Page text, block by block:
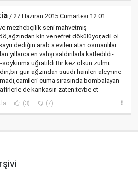
/ 27 Haziran 2015 Cumartesi 12:01
ve mezhebçilik seni mahvetmiş
kin ve nefret dökülüyor,adil ol
dediğin arab alevileri atan osmanlılar
yıllarca en vahşi saldırılarla katledildi-
uğratıldı.Bir kez olsun zulmü
gün ağzından suudi hainleri aleyhine
cuma sırasında bombalayan
de kankasın zaten.tevbe et
(3) (7)